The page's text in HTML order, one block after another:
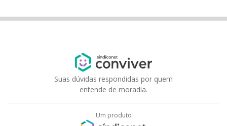
Suas dúvidas respondidas por quem
entende de moradia.
Um produto